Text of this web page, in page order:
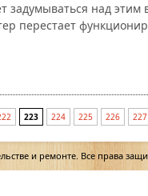
задумываться над этим
перестает
223 224 225 226 227
и ремонте. Все права